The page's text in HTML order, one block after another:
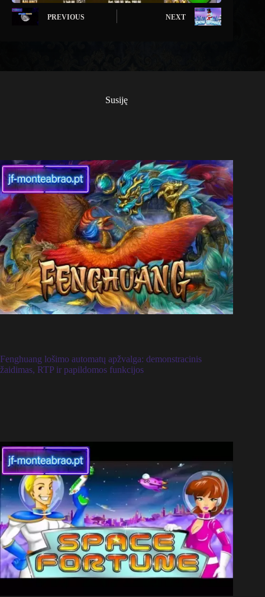
PREVIOUS NEXT
Susiję
Fenghuang lošimo automatų apžvalga: demonstracinis
žaidimas, RTP ir papildomos funkcijos